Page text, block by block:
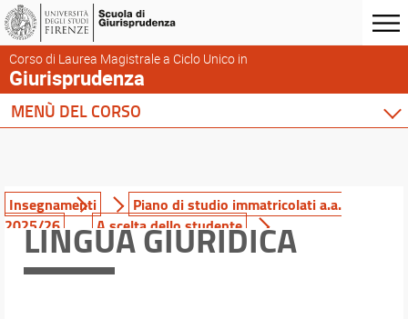
Corso di Laurea Magistrale a Ciclo Unico in
Giurisprudenza
MENÙ DEL CORSO
Didattica
Insegnamenti
Ricerca insegnamenti
Didattica innovativa
Insegnamenti
Piano di studio immatricolati a.a.
2025/26
A scelta dello studente
LINGUA GIURIDICA